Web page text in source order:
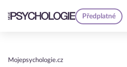
Předplatné
Mojepsychologie.cz